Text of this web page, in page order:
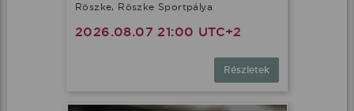
Röszke, Röszke Sportpálya
2026.08.07 21:00 UTC+2
Részletek